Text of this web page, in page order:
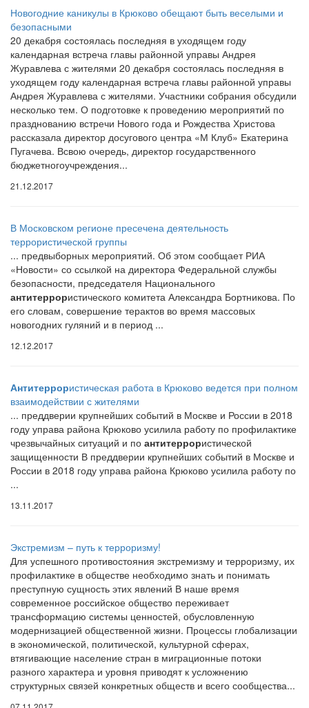
Новогодние каникулы в Крюково обещают быть веселыми и
безопасными
20 декабря состоялась последняя в уходящем году
календарная встреча главы районной управы Андрея
Журавлева с жителями 20 декабря состоялась последняя в
уходящем году календарная встреча главы районной управы
Андрея Журавлева с жителями. Участники собрания обсудили
несколько тем. О подготовке к проведению мероприятий по
празднованию встречи Нового года и Рождества Христова
рассказала директор досугового центра «М Клуб» Екатерина
Пугачева. Всвою очередь, директор государственного
бюджетногоучреждения...
21.12.2017
В Московском регионе пресечена деятельность
террористической группы
... предвыборных мероприятий. Об этом сообщает РИА
«Новости» со ссылкой на директора Федеральной службы
безопасности, председателя Национального
антитеррористического комитета Александра Бортникова. По
его словам, совершение терактов во время массовых
новогодних гуляний и в период ...
12.12.2017
Антитеррористическая работа в Крюково ведется при полном
взаимодействии с жителями
... преддверии крупнейших событий в Москве и России в 2018
году управа района Крюково усилила работу по профилактике
чрезвычайных ситуаций и по антитеррористической
защищенности В преддверии крупнейших событий в Москве и
России в 2018 году управа района Крюково усилила работу по
...
13.11.2017
Экстремизм – путь к терроризму!
Для успешного противостояния экстремизму и терроризму, их
профилактике в обществе необходимо знать и понимать
преступную сущность этих явлений В наше время
современное российское общество переживает
трансформацию системы ценностей, обусловленную
модернизацией общественной жизни. Процессы глобализации
в экономической, политической, культурной сферах,
втягивающие население стран в миграционные потоки
разного характера и уровня приводят к усложнению
структурных связей конкретных обществ и всего сообщества...